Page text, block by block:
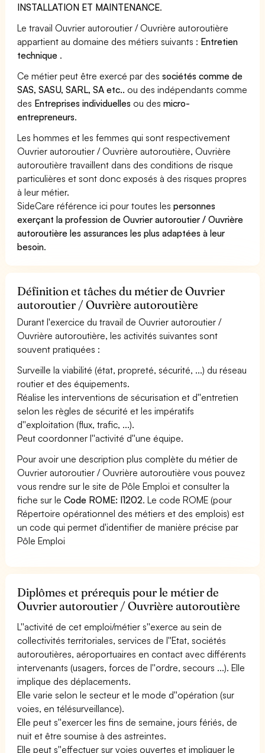
INSTALLATION ET MAINTENANCE.
Le travail Ouvrier autoroutier / Ouvrière autoroutière
appartient au domaine des métiers suivants : Entretien
technique .
Ce métier peut être exercé par dessociétés comme de
SAS, SASU, SARL, SA etc.. ou des indépendants comme
des Entreprises individuelles ou desmicro-
entrepreneurs.
Les hommes et les femmes qui sont respectivement
Ouvrier autoroutier / Ouvrière autoroutière, Ouvrière
autoroutière travaillent dans des conditions de risque
particulières et sont donc exposés à des risques propres
à leur métier.
SideCare référence ici pour toutes lespersonnes
exerçant la profession de Ouvrier autoroutier / Ouvrière
autoroutière les assurances les plus adaptées à leur
besoin.
Définition et tâches du métier de Ouvrier
autoroutier / Ouvrière autoroutière
Durant l'exercice du travail de Ouvrier autoroutier /
Ouvrière autoroutière, les activités suivantes sont
souvent pratiquées :
Surveille la viabilité (état, propreté, sécurité, ...) du réseau
routier et des équipements.
Réalise les interventions de sécurisation et d''entretien
selon les règles de sécurité et les impératifs
d''exploitation (flux, trafic, ...).
Peut coordonner l''activité d''une équipe.
Pour avoir une description plus complète du métier de
Ouvrier autoroutier / Ouvrière autoroutière vous pouvez
vous rendre sur le site de Pôle Emploi et consulter la
fiche sur leCode ROME: I1202. Le code ROME (pour
Répertoire opérationnel des métiers et des emplois) est
un code qui permet d'identifier de manière précise par
Pôle Emploi
Diplômes et prérequis pour le métier de
Ouvrier autoroutier / Ouvrière autoroutière
L''activité de cet emploi/métier s''exerce au sein de
collectivités territoriales, services de l''Etat, sociétés
autoroutières, aéroportuaires en contact avec différents
intervenants (usagers, forces de l''ordre, secours ...). Elle
implique des déplacements.
Elle varie selon le secteur et le mode d''opération (sur
voies, en télésurveillance).
Elle peut s''exercer les fins de semaine, jours fériés, de
nuit et être soumise à des astreintes.
Elle peut s''effectuer sur voies ouvertes et impliquer le